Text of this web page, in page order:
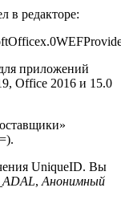
в редакторе:
приложений
Office 2016 и 15.0
UniqueID. Вы
, Анонимный